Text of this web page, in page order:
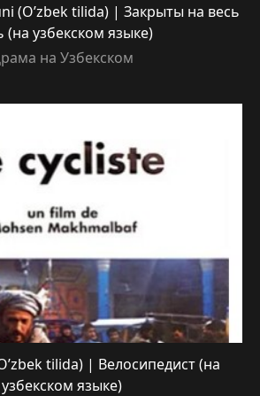
(O’zbek tilida) | Закрыты на весь
(на узбекском языке)
на Узбекском
tilida) | Велосипедист (на
узбекском языке)